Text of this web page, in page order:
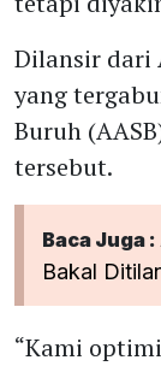
Dilansir dari
yang
Buruh
tersebut.
Baca Juga :
Bakal
“Kami